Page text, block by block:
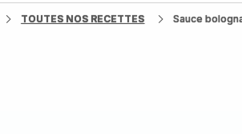
TOUTES NOS RECETTES Sauce